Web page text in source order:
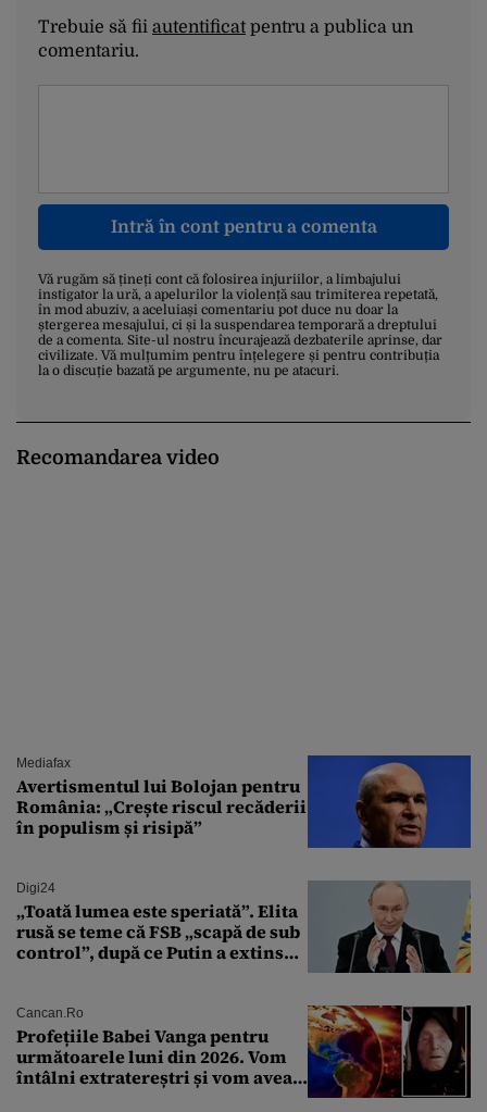
Trebuie să fii autentificatpentru a publica un
comentariu.
Intră în cont pentru a comenta
Vă rugăm să țineți cont că folosirea injuriilor, a limbajului
instigator la ură, a apelurilor la violență sau trimiterea repetată,
în mod abuziv, a aceluiași comentariu pot duce nu doar la
ștergerea mesajului, ci și la suspendarea temporară a dreptului
de a comenta. Site-ul nostru încurajează dezbaterile aprinse, dar
civilizate. Vă mulțumim pentru înțelegere și pentru contribuția
la o discuție bazată pe argumente, nu pe atacuri.
Recomandarea video
Mediafax
Avertismentul lui Bolojan pentru
România: „Crește riscul recăderii
în populism și risipă”
Digi24
„Toată lumea este speriată”. Elita
rusă se teme că FSB „scapă de sub
control”, după ce Putin a extins
Cancan.ro
Profețiile Babei Vanga pentru
următoarele luni din 2026. Vom
întâlni extratereștri și vom avea